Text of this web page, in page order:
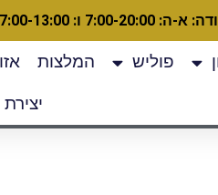
20:00 ו: 7:00-13:00
פוליש המלצות